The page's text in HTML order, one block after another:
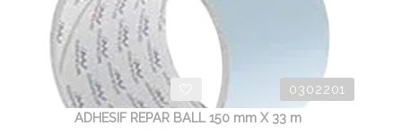
0302201
ADHESIF REPAR BALL 150 mm X 33 m